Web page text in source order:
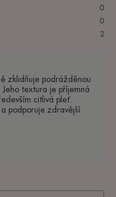
0
0
2
zklidňuje podrážděnou
textura je příjemná
citlivá pleť.
a podporuje zdravější